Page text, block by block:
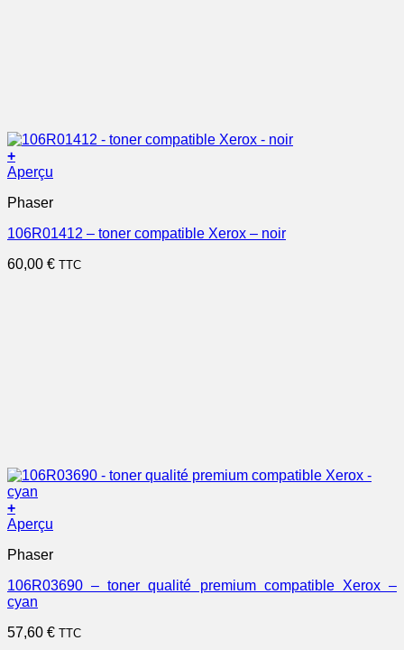
+
Aperçu
Phaser
106R01412 – toner compatible Xerox – noir
60,00 € TTC
+
Aperçu
Phaser
106R03690 – toner qualité premium compatible Xerox –
cyan
57,60 € TTC